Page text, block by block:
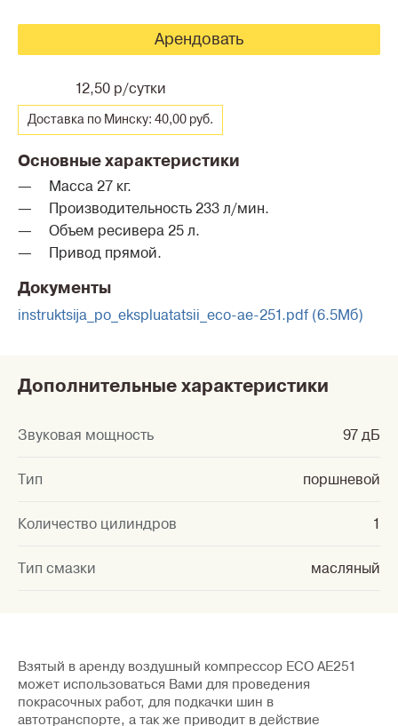
Арендовать
12,50 р/сутки
Доставка по Минску: 40,00 руб.
Основные характеристики
Масса 27 кг.
Производительность 233 л/мин.
Объем ресивера 25 л.
Привод прямой.
Документы
instruktsija_po_ekspluatatsii_eco-ae-251.pdf (6.5Мб)
Дополнительные характеристики
Звуковая мощность 97 дБ
Тип поршневой
Количество цилиндров 1
Тип смазки масляный
Взятый в аренду воздушный компрессор ECO AE251
может использоваться Вами для проведения
покрасочных работ, для подкачки шин в
автотранспорте, а так же приводит в действие